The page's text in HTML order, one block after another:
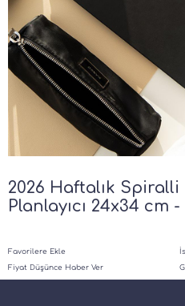
2026 Haftalık
Planlayıcı 24x34 cm
Favorilere Ekle
Fiyat Düşünce Haber Ver